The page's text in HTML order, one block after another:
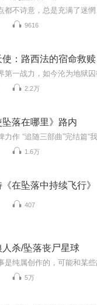
9616
使：路西法的宿命救赎
2.2万
坠落在哪里》路内
1.6万
《在坠落中持续飞行》
407
人杀/坠落丧尸星球
5万